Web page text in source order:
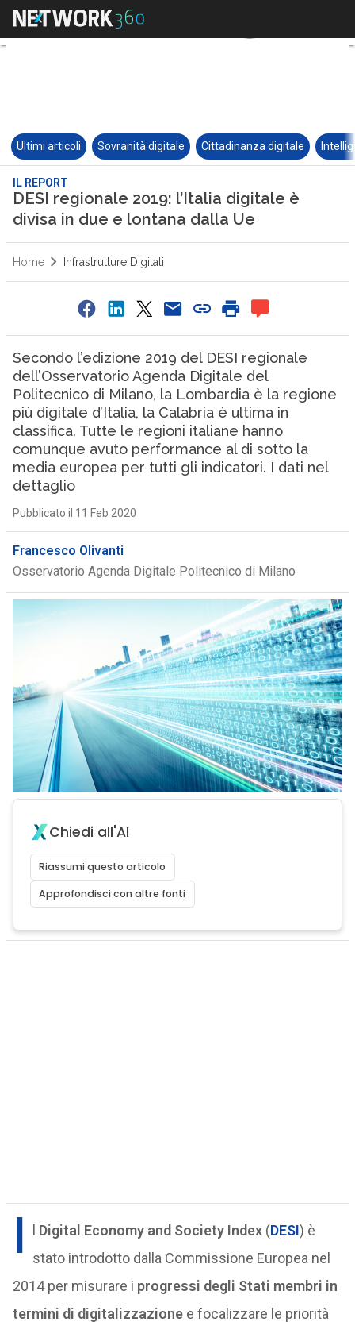
Ultimi articoli Sovranità digitale Cittadinanza digitale
IL REPORT
DESI regionale 2019: l’Italia digitale è
divisa in due e lontana dalla Ue
Home Infrastrutture Digitali
Secondo l’edizione 2019 del DESI regionale
dell’Osservatorio Agenda Digitale del
Politecnico di Milano, la Lombardia è la regione
più digitale d’Italia, la Calabria è ultima in
classifica. Tutte le regioni italiane hanno
comunque avuto performance al di sotto la
media europea per tutti gli indicatori. I dati nel
dettaglio
Pubblicato il 11 Feb 2020
Francesco Olivanti
Osservatorio Agenda Digitale Politecnico di Milano
Chiedi all'AI
Riassumi questo articolo
Approfondisci con altre fonti
I Digital Economy and Society Index(DESI) è
stato introdotto dalla Commissione Europea nel
2014 per misurare i progressi degli Stati membri in
termini di digitalizzazionee focalizzare le priorità